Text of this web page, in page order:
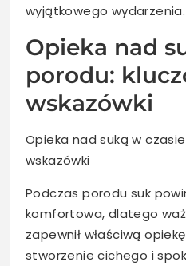
wyjątkowego wydarzenia.
Opieka nad
porodu:
wskazówki
Opieka nad suką w
wskazówki
Podczas porodu suk
komfortowa, dlatego
zapewnił właściwą
stworzenie cichego i